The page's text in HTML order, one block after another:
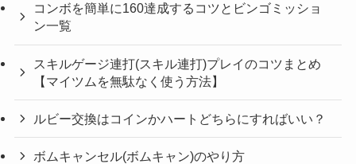
コンボを簡単に160達成するコツとビンゴミッショ
ン一覧
スキルゲージ連打(スキル連打)プレイのコツまとめ
【マイツムを無駄なく使う方法】
ルビー交換はコインかハートどちらにすればいい？
ボムキャンセル(ボムキャン)のやり方